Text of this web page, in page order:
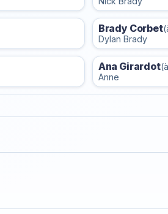
Brady Corbet
Dylan Brady
Ana Girardot
Anne